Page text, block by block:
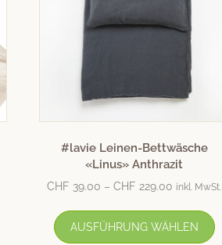
#lavie Leinen-Bettwäsche
«Linus» Anthrazit
CHF 39.00 –CHF 229.00 inkl. MwSt.
AUSFÜHRUNG WÄHLEN